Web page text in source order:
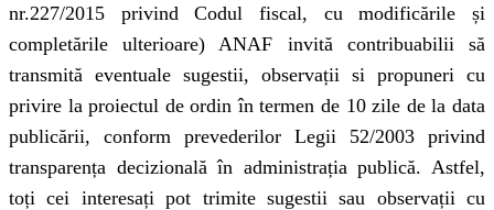
nr.227/2015 privind Codul fiscal, cu modificările și
completările ulterioare) ANAF invită contribuabilii să
transmită eventuale sugestii, observații si propuneri cu
privire la proiectul de ordin în termen de 10 zile de la data
publicării, conform prevederilor Legii 52/2003 privind
transparența decizională în administrația publică. Astfel,
toți cei interesați pot trimite sugestii sau observații cu